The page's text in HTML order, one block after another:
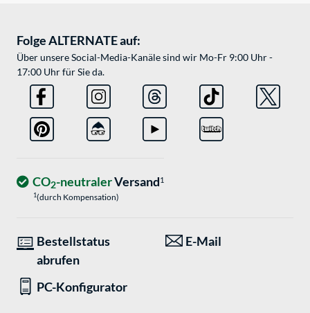
Folge ALTERNATE auf:
Über unsere Social-Media-Kanäle sind wir Mo-Fr 9:00 Uhr -
17:00 Uhr für Sie da.
CO2-neutralerVersand1
1(durch Kompensation)
Bestellstatus
abrufen
E-Mail
PC-Konfigurator